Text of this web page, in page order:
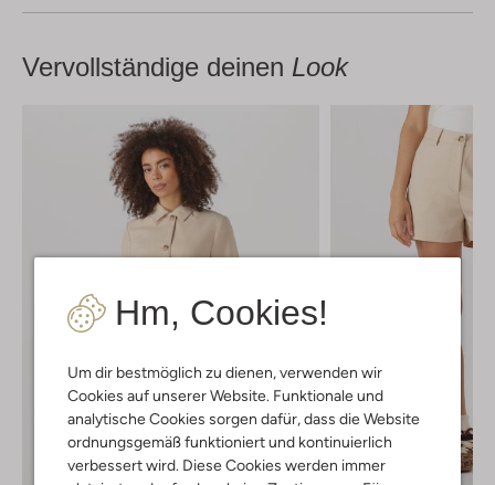
Hm, Cookies!
Um dir bestmöglich zu dienen, verwenden wir
Cookies auf unserer Website. Funktionale und
analytische Cookies sorgen dafür, dass die Website
ordnungsgemäß funktioniert und kontinuierlich
verbessert wird. Diese Cookies werden immer
Vervollständige deinen Look